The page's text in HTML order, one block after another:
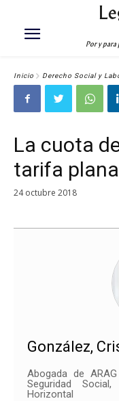
Por y para
Inicio Derecho Social y
La cuota
tarifa plana
24 octubre 2018
González,
Abogada de
Seguridad
Horizontal